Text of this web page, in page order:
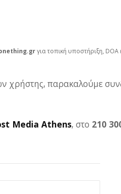
για τοπική υποστήριξη,
χρήστης, παρακαλούμε
Media Athens, στο 210